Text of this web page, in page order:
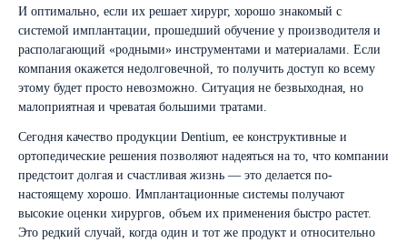
И оптимально, если их решает хирург, хорошо знакомый с
системой имплантации, прошедший обучение у производителя и
располагающий «родными» инструментами и материалами. Если
компания окажется недолговечной, то получить доступ ко всему
этому будет просто невозможно. Ситуация не безвыходная, но
малоприятная и чреватая большими тратами.
Сегодня качество продукции Dentium, ее конструктивные и
ортопедические решения позволяют надеяться на то, что компании
предстоит долгая и счастливая жизнь — это делается по-
настоящему хорошо. Имплантационные системы получают
высокие оценки хирургов, объем их применения быстро растет.
Это редкий случай, когда один и тот же продукт и относительно